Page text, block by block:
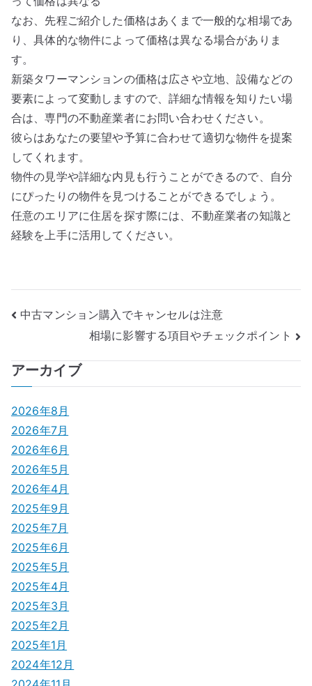
なお、先程ご紹介した価格はあくまで一般的な相場であ
り、具体的な物件によって価格は異なる場合がありま
す。
新築タワーマンションの価格は広さや立地、設備などの
要素によって変動しますので、詳細な情報を知りたい場
合は、専門の不動産業者にお問い合わせください。
彼らはあなたの要望や予算に合わせて適切な物件を提案
してくれます。
物件の見学や詳細な内見も行うことができるので、自分
にぴったりの物件を見つけることができるでしょう。
任意のエリアに住居を探す際には、不動産業者の知識と
経験を上手に活用してください。
投
ナ
ビ
ゲ
ー
シ
ョ
ン
中古マンション購入でキャンセルは注意
相場に影響する項目やチェックポイント
アーカイブ
2026年8月
2026年7月
2026年6月
2026年5月
2026年4月
2025年9月
2025年7月
2025年6月
2025年5月
2025年4月
2025年3月
2025年2月
2025年1月
2024年12月